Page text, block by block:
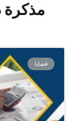
قضايا